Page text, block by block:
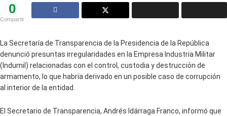
0
Compartit
La Secretaría de Transparencia de la Presidencia de la República
denunció presuntas irregularidades en la Empresa Industria Militar
(Indumil) relacionadas con el control, custodia y destrucción de
armamento, lo que habría derivado en un posible caso de corrupción
al interior de la entidad.
El Secretario de Transparencia, Andrés Idárraga Franco, informó que